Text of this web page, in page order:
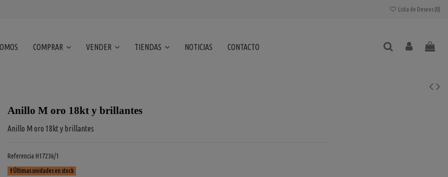
Lista de Deseos (0)
COMPRAR VENDER TIENDAS NOTICIAS CONTACTO
Anillo M oro 18kt y brillantes
Anillo M oro 18kt y brillantes
Referencia H17236/1
Últimas unidades en stock